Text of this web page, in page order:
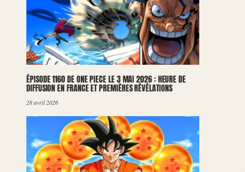
ÉPISODE 1160 DE ONE PIECE LE 3 MAI 2026 : HEURE DE
DIFFUSION EN FRANCE ET PREMIÈRES RÉVÉLATIONS
28 avril 2026